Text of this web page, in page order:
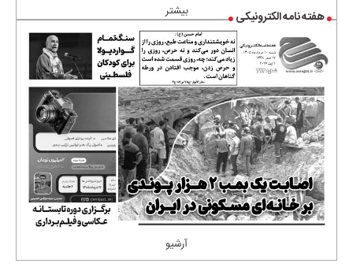
بیشتر هفته نامه الکترونیکی
آرشیو